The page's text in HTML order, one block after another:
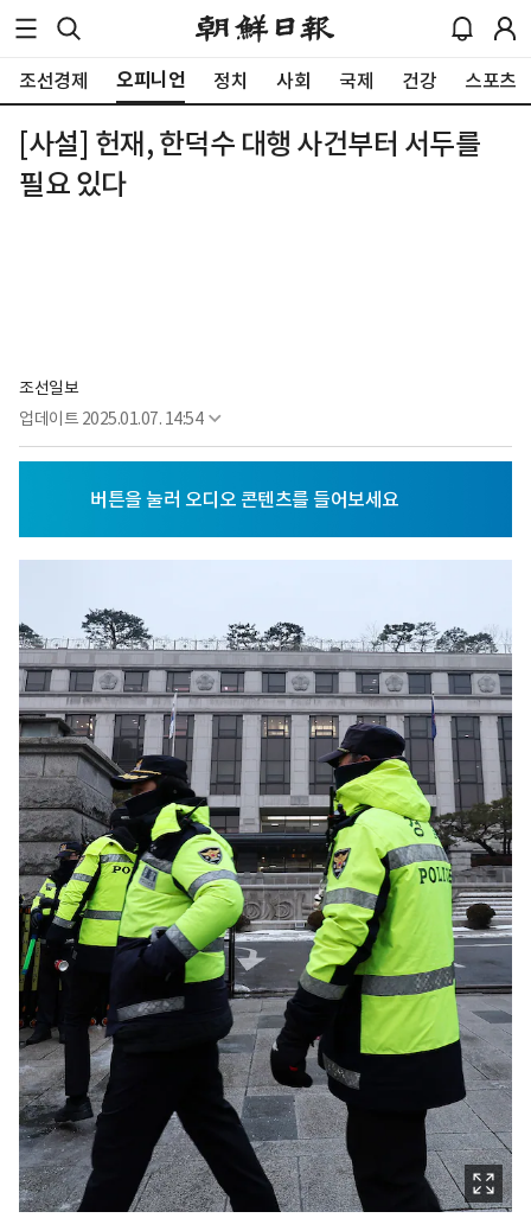
조선경제 오피니언 정치 사회 국제 건강 스포츠
[사설] 헌재, 한덕수 대행 사건부터 서두를
필요 있다
조선일보
업데이트 2025.01.07. 14:54